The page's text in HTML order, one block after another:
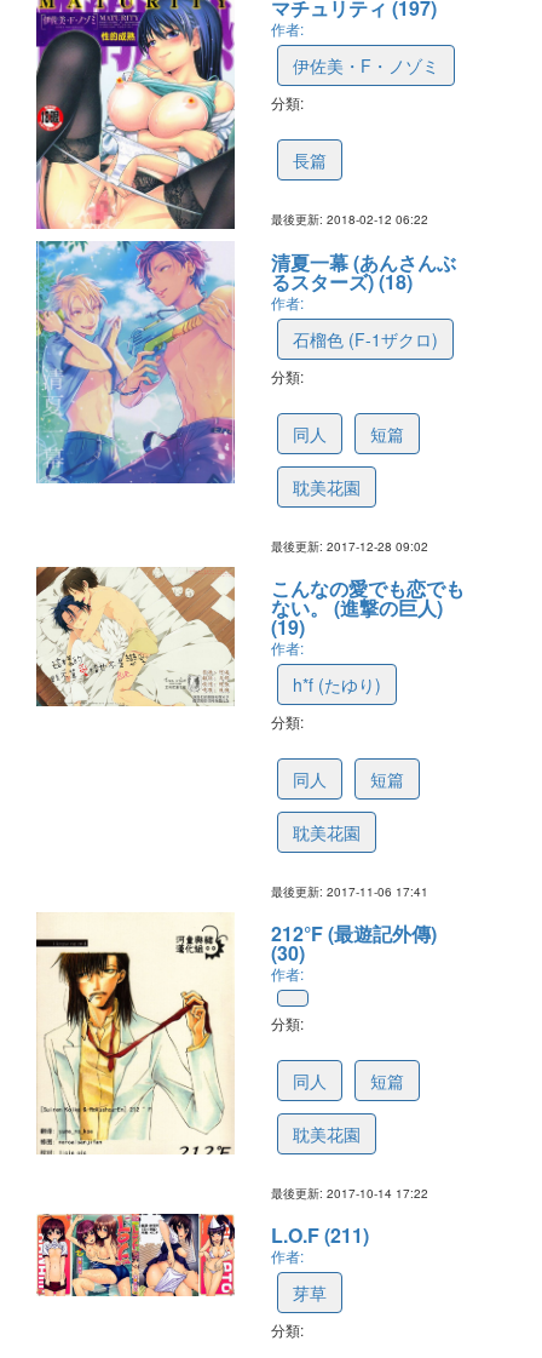
マチュリティ (197)
作者:
伊佐美・F・ノゾミ
分類:
長篇
最後更新: 2018-02-12 06:22
清夏一幕 (あんさんぶ
るスターズ) (18)
作者:
石榴色 (F-1ザクロ)
分類:
同人 短篇
耽美花園
最後更新: 2017-12-28 09:02
こんなの愛でも恋でも
ない。 (進撃の巨人)
(19)
作者:
h*f (たゆり)
分類:
同人 短篇
耽美花園
最後更新: 2017-11-06 17:41
212°F (最遊記外傳)
(30)
作者:
分類:
同人 短篇
耽美花園
最後更新: 2017-10-14 17:22
L.O.F (211)
作者:
芽草
分類: